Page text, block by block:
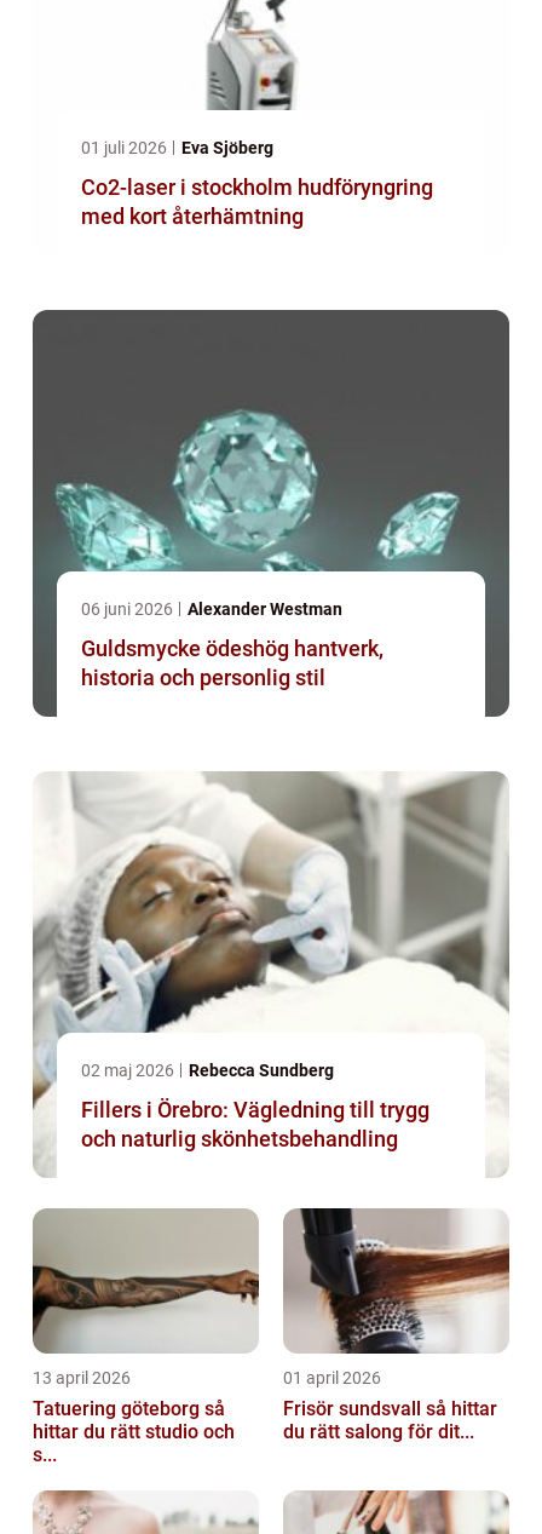
01 juli 2026 Eva Sjöberg
Co2-laser i stockholm hudföryngring
med kort återhämtning
06 juni 2026 Alexander Westman
Guldsmycke ödeshög hantverk,
historia och personlig stil
02 maj 2026 Rebecca Sundberg
Fillers i Örebro: Vägledning till trygg
och naturlig skönhetsbehandling
13 april 2026
Tatuering göteborg så
hittar du rätt studio och
s...
01 april 2026
Frisör sundsvall så hittar
du rätt salong för dit...